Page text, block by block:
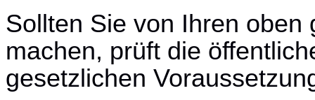
Sollten Sie von Ihren
machen, prüft die
gesetzlichen